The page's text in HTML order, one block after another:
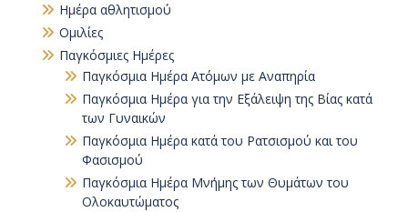
Ημέρα αθλητισμού
Ομιλίες
Παγκόσμιες Ημέρες
Παγκόσμια Ημέρα Ατόμων με Αναπηρία
Παγκόσµια Ηµέρα για την Εξάλειψη της Βίας κατά
των Γυναικών
Παγκόσμια Ημέρα κατά του Ρατσισμού και του
Φασισμού
Παγκόσμια Ημέρα Μνήμης των Θυμάτων του
Ολοκαυτώματος